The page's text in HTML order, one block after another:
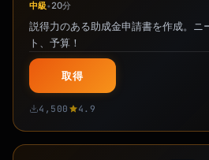
中級•20分
説得力のある助成金申請書を作成。ニ
ト、予算！
取得
4,500 4.9